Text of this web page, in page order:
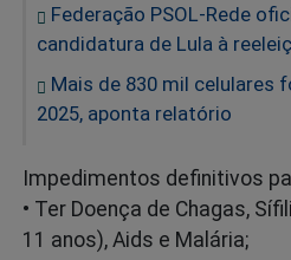
Federação PSOL-Rede
candidatura de Lula à
Mais de 830 mil celulares
2025, aponta relatório
Impedimentos definitivos
• Ter Doença de Chagas,
11 anos), Aids e Malária;